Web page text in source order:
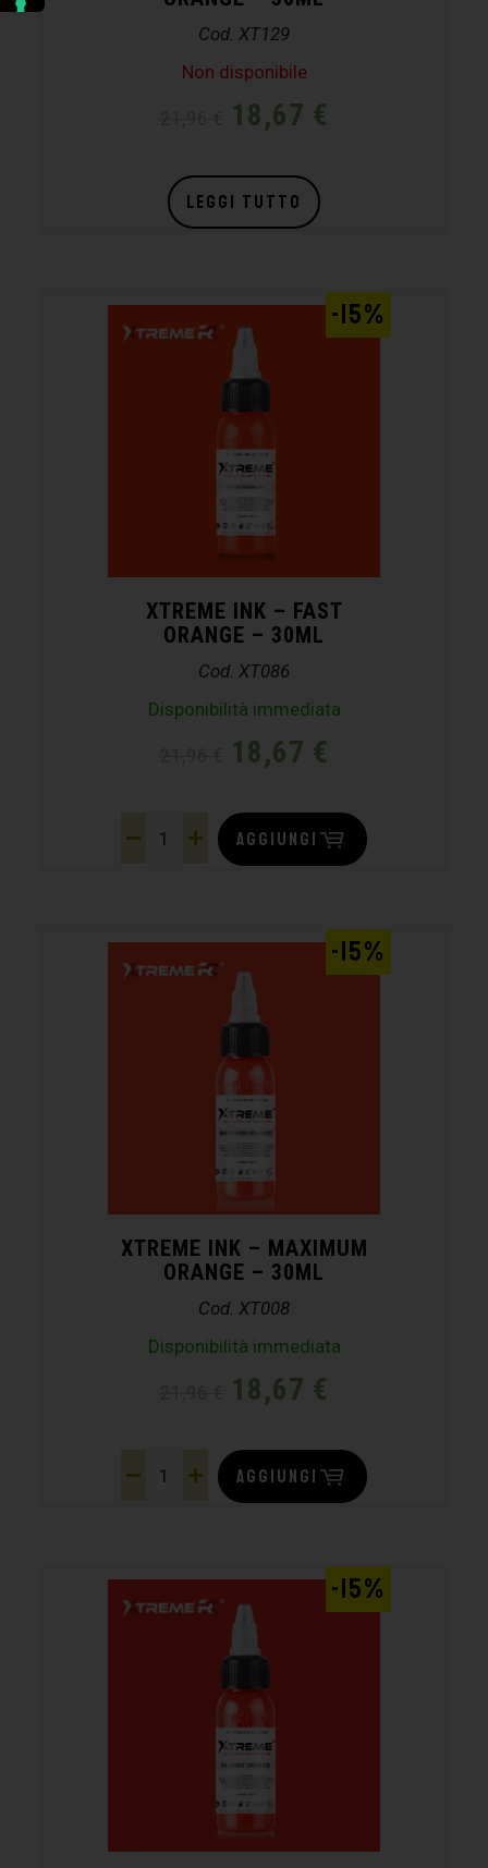
Cod. XT129
Non disponibile
18,67 €
LEGGI TUTTO
XTREME INK – FAST
ORANGE – 30ML
Cod. XT086
Disponibilità immediata
18,67 €
-15%
AGGIUNGI
XTREME INK – MAXIMUM
ORANGE – 30ML
Cod. XT008
Disponibilità immediata
18,67 €
-15%
AGGIUNGI
-15%